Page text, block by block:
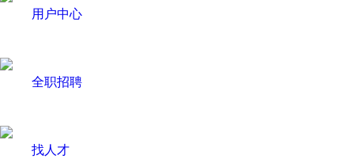
用户中心
全职招聘
找人才